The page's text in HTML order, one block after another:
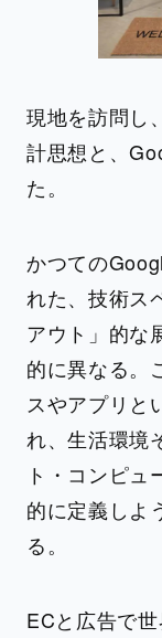
現地を訪問し
計思想と、
た。
かつての
れた、技術ス
アウト」的な
的に異なる。
スやアプリと
れ、生活環境
ト・コンピュ
的に定義しよ
る。
ECと広告で